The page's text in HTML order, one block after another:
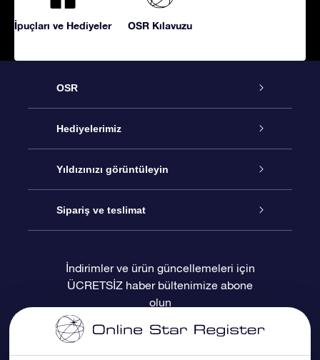
İpuçları ve Hediyeler OSR Kılavuzu
OSR
Hizmet
İletişim
Blogu
Değerlendirmeler
Hediyelerimiz
Çevrimiçi Yıldız Hediyesi
OSR Hediye Paketi
OSR Hediye Kartı
Kurumsal hediyeler
Yıldızınızı görüntüleyin
Star Register
Kişiselleştirilmiş Yıldız Sayfası
Bir Milyon Yıldız
Sipariş ve teslimat
Ödeme bilgileri
Sevkiyat bilgileri
İndirimler ve ürün güncellemeleri için
ÜCRETSİZ haber bültenimize abone
olun